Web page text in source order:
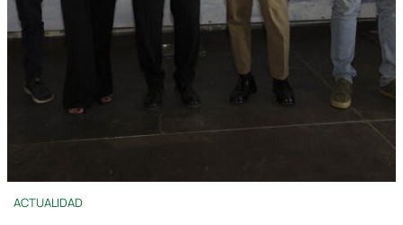
ACTUALIDAD